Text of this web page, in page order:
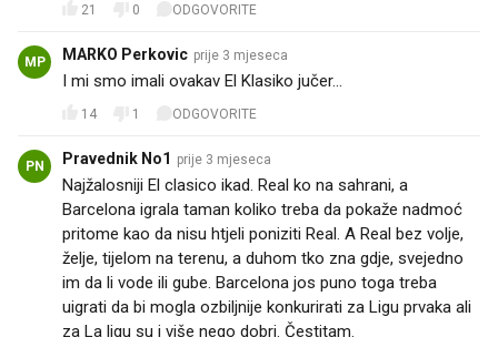
21 0 ODGOVORITE
MP MARKO Perkovic prije 3 mjeseca
I mi smo imali ovakav El Klasiko jučer...
14 1 ODGOVORITE
PN Pravednik No1 prije 3 mjeseca
Najžalosniji El clasico ikad. Real ko na sahrani, a
Barcelona igrala taman koliko treba da pokaže nadmoć
pritome kao da nisu htjeli poniziti Real. A Real bez volje,
želje, tijelom na terenu, a duhom tko zna gdje, svejedno
im da li vode ili gube. Barcelona jos puno toga treba
uigrati da bi mogla ozbiljnije konkurirati za Ligu prvaka ali
za La ligu su i više nego dobri. Čestitam.